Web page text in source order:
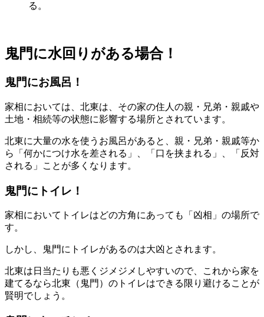
る。
鬼門に水回りがある場合！
鬼門にお風呂！
家相においては、北東は、その家の住人の親・兄弟・親戚や
土地・相続等の状態に影響する場所とされています。
北東に大量の水を使うお風呂があると、親・兄弟・親戚等か
ら「何かにつけ水を差される」、「口を挟まれる」、「反対
される」ことが多くなります。
鬼門にトイレ！
家相においてトイレはどの方角にあっても「凶相」の場所で
す。
しかし、鬼門にトイレがあるのは大凶とされます。
北東は日当たりも悪くジメジメしやすいので、これから家を
建てるなら北東（鬼門）のトイレはできる限り避けることが
賢明でしょう。